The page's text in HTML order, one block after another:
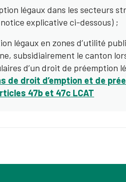
légaux dans les secteurs
explicative ci-dessous) ;
légaux en zones d’utilité
subsidiairement le canton
d’un droit de préemption
de droit d’emption et de
47b et 47c LCAT